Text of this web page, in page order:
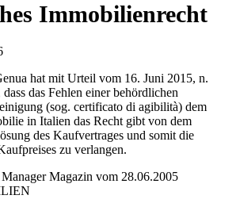
Immobilienrecht
hat mit Urteil vom 16. Juni 2015, n.
das Fehlen einer behördlichen
(sog. certificato di agibilità) dem
in Italien das Recht gibt von dem
des Kaufvertrages und somit die
zu verlangen.
Magazin vom 28.06.2005